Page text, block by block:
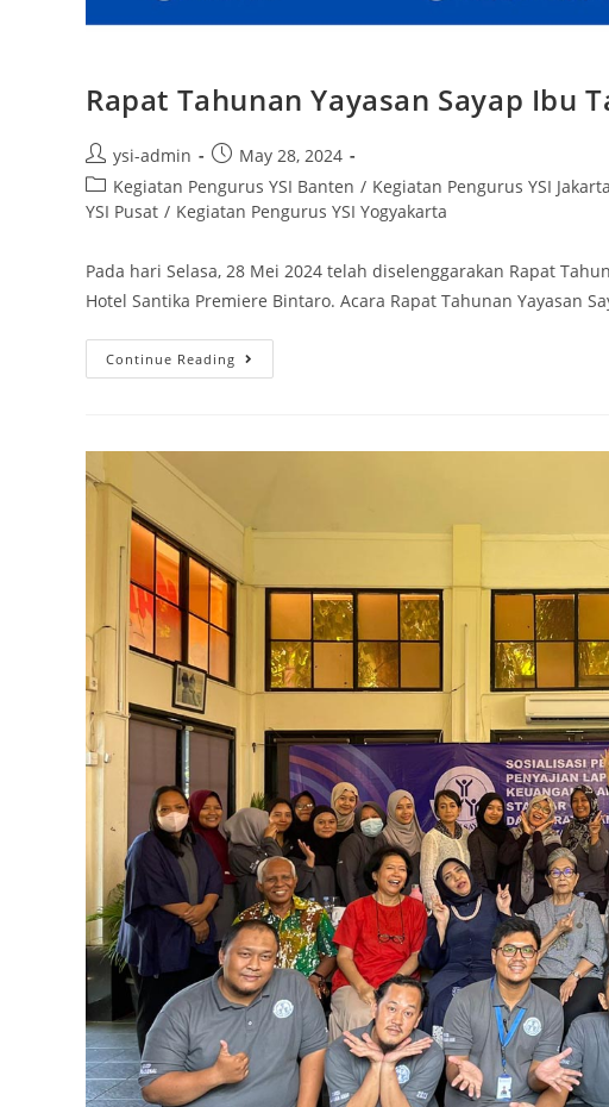
Rapat Tahunan Yayasan Sayap Ibu
ysi-admin
May 28, 2024
Kegiatan Pengurus YSI Banten / Kegiatan Pengurus YSI Jakarta
YSI Pusat / Kegiatan Pengurus YSI Yogyakarta
Pada hari Selasa, 28 Mei 2024 telah diselenggarakan Rapat
Hotel Santika Premiere Bintaro. Acara Rapat Tahunan Yayasan
Continue Reading